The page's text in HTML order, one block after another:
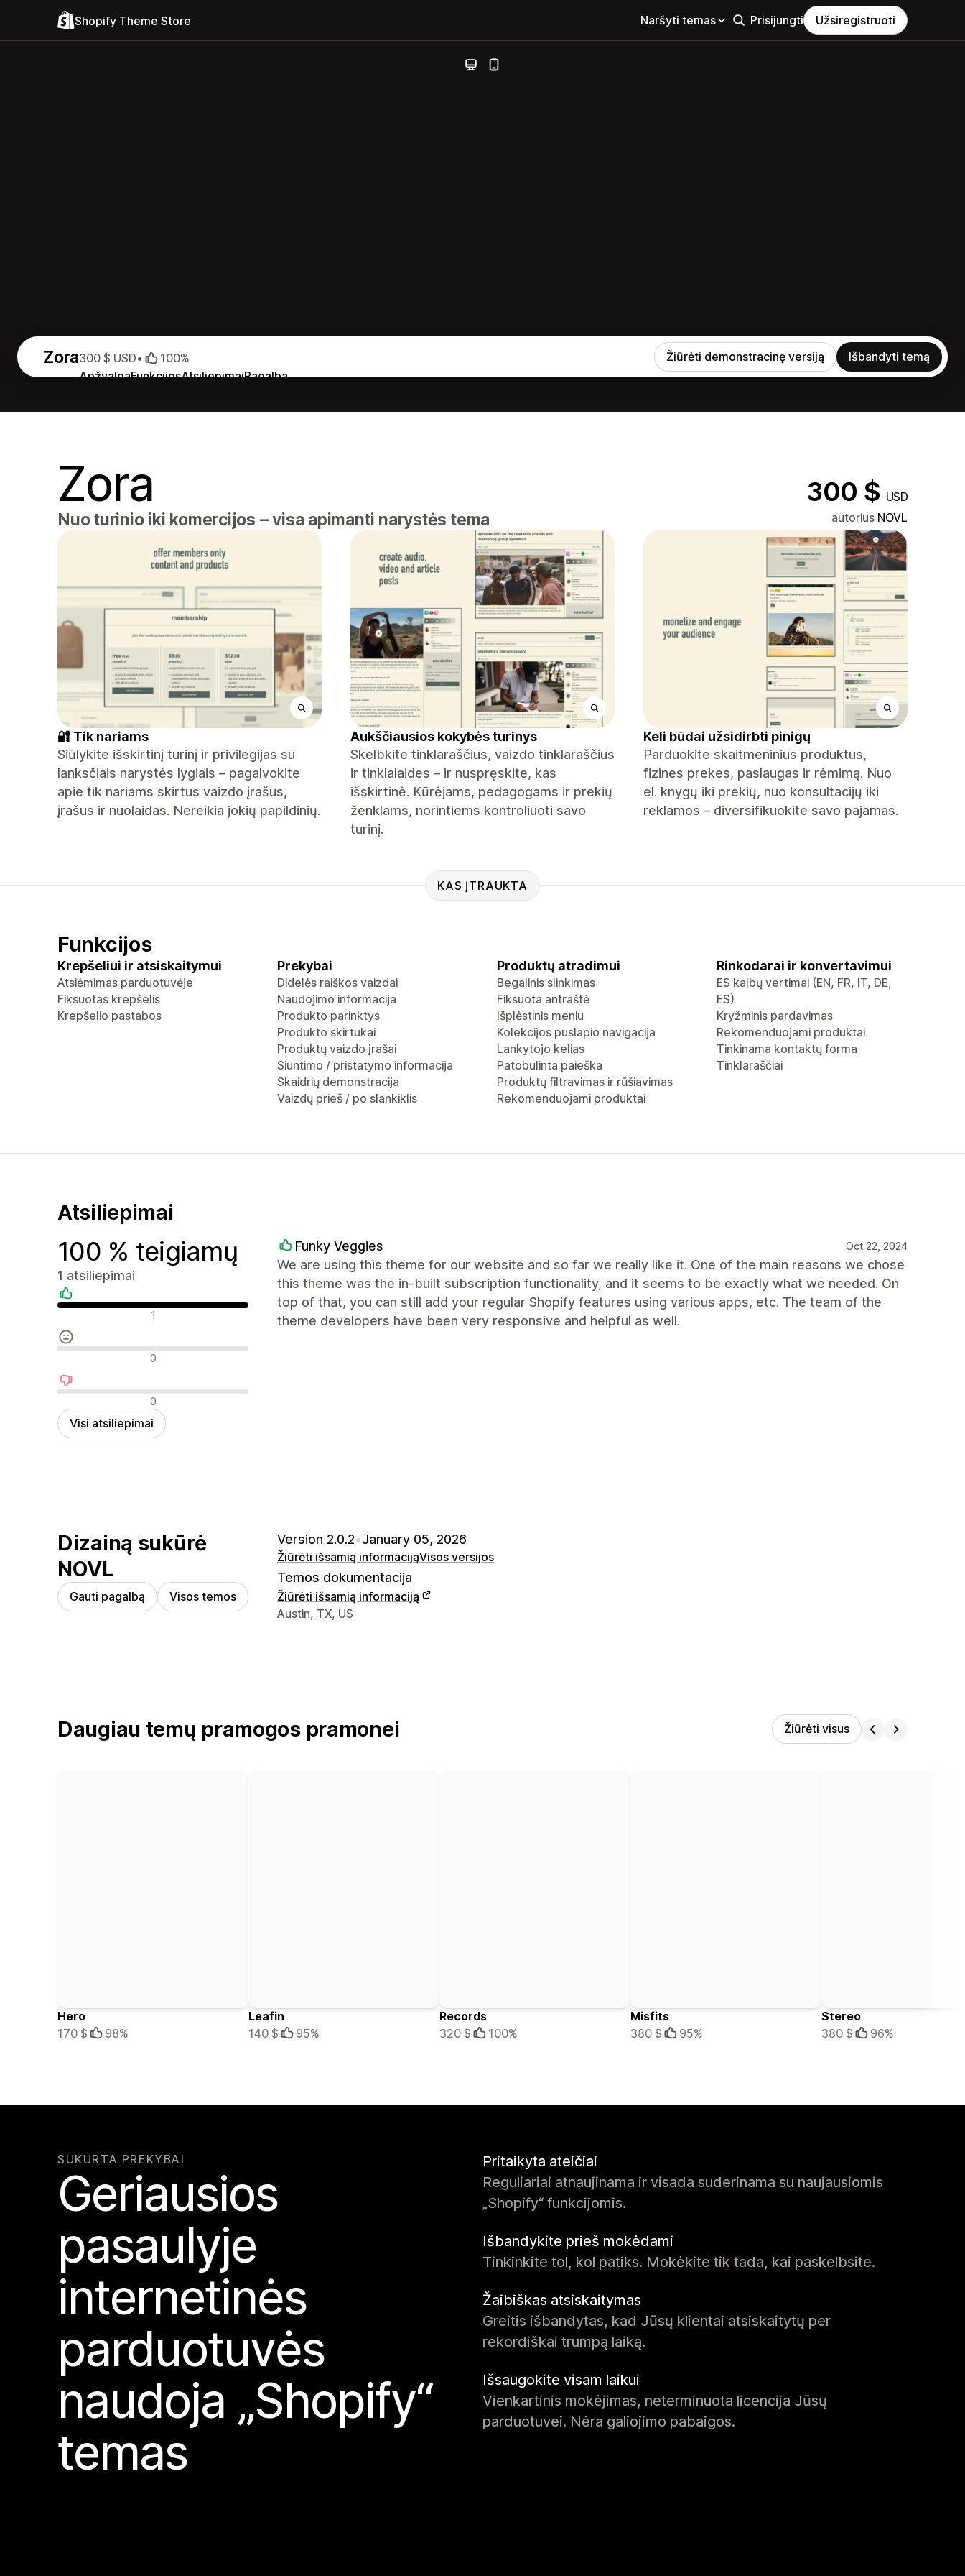
Shopify Theme Store Naršyti temas Prisijungti Užsiregistruoti
Zora
ApžvalgaFunkcijosAtsiliepimaiPagalba
300 $ USD• 100% Žiūrėti demonstracinę versiją Išbandyti temą
Zora 300 $ USD
Nuo turinio iki komercijos – visa apimanti narystės tema autorius NOVL
🔐 Tik nariams
Siūlykite išskirtinį turinį ir privilegijas su
lanksčiais narystės lygiais – pagalvokite
apie tik nariams skirtus vaizdo įrašus,
įrašus ir nuolaidas. Nereikia jokių papildinių.
Aukščiausios kokybės turinys
Skelbkite tinklaraščius, vaizdo tinklaraščius
ir tinklalaides – ir nuspręskite, kas
išskirtinė. Kūrėjams, pedagogams ir prekių
ženklams, norintiems kontroliuoti savo
turinį.
Keli būdai užsidirbti pinigų
Parduokite skaitmeninius produktus,
fizines prekes, paslaugas ir rėmimą. Nuo
el. knygų iki prekių, nuo konsultacijų iki
reklamos – diversifikuokite savo pajamas.
KAS ĮTRAUKTA
Funkcijos
Krepšeliui ir atsiskaitymui
Atsiėmimas parduotuvėje
Fiksuotas krepšelis
Krepšelio pastabos
Prekybai
Didelės raiškos vaizdai
Naudojimo informacija
Produkto parinktys
Produkto skirtukai
Produktų vaizdo įrašai
Siuntimo / pristatymo informacija
Skaidrių demonstracija
Vaizdų prieš / po slankiklis
Produktų atradimui
Begalinis slinkimas
Fiksuota antraštė
Išplėstinis meniu
Kolekcijos puslapio navigacija
Lankytojo kelias
Patobulinta paieška
Produktų filtravimas ir rūšiavimas
Rekomenduojami produktai
Rinkodarai ir konvertavimui
ES kalbų vertimai (EN, FR, IT, DE,
ES)
Kryžminis pardavimas
Rekomenduojami produktai
Tinkinama kontaktų forma
Tinklaraščiai
Atsiliepimai
100 % teigiamų
1 atsiliepimai
Teigiami atsiliepimai
1
Neutralūs atsiliepimai
0
Neigiami atsiliepimai
0
Visi atsiliepimai
Funky Veggies Oct 22, 2024
We are using this theme for our website and so far we really like it. One of the main reasons we chose
this theme was the in-built subscription functionality, and it seems to be exactly what we needed. On
top of that, you can still add your regular Shopify features using various apps, etc. The team of the
theme developers have been very responsive and helpful as well.
Dizainą sukūrė
NOVL
Gauti pagalbą Visos temos
Version 2.0.2•January 05, 2026
Žiūrėti išsamią informacijąVisos versijos
Temos dokumentacija
Žiūrėti išsamią informaciją
Kūrėjo kontaktiniai duomenys
Austin, TX, US
Daugiau temų pramogos pramonei Žiūrėti visus
Hero
170 $
98%
Leafin
140 $
95%
Records
320 $
100%
Misfits
380 $
95%
Stereo
380 $
96%
SUKURTA PREKYBAI
Geriausios
pasaulyje
internetinės
parduotuvės
naudoja „Shopify“
temas
Pritaikyta ateičiai
Reguliariai atnaujinama ir visada suderinama su naujausiomis
„Shopify“ funkcijomis.
Išbandykite prieš mokėdami
Tinkinkite tol, kol patiks. Mokėkite tik tada, kai paskelbsite.
Žaibiškas atsiskaitymas
Greitis išbandytas, kad Jūsų klientai atsiskaitytų per
rekordiškai trumpą laiką.
Išsaugokite visam laikui
Vienkartinis mokėjimas, neterminuota licencija Jūsų
parduotuvei. Nėra galiojimo pabaigos.